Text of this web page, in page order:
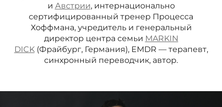
и Австрии, интернационально
сертифицированный тренер Процесса
Хоффмана, учредитель и генеральный
директор центра семьи MARKIN
DICK(Фрайбург, Германия), EMDR — терапевт,
синхронный переводчик, автор.